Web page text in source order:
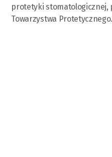
protetyki stomatologicznej,
Towarzystwa Protetycznego.